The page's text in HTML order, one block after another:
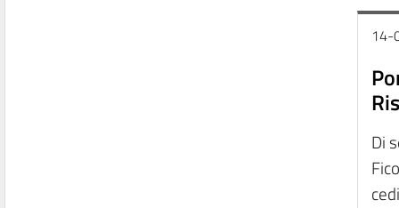
14-
Di